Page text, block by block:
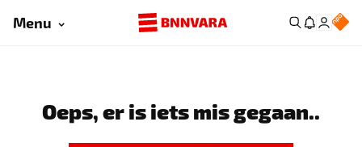
Menu
Oeps, er is iets mis gegaan..